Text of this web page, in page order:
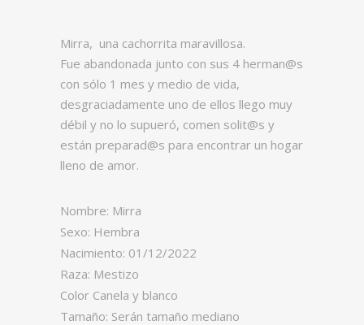
Mirra, una cachorrita maravillosa.
Fue abandonada junto con sus 4 herman@s
con sólo 1 mes y medio de vida,
desgraciadamente uno de ellos llego muy
débil y no lo supueró, comen solit@s y
están preparad@s para encontrar un hogar
lleno de amor.
Nombre: Mirra
Sexo: Hembra
Nacimiento: 01/12/2022
Raza: Mestizo
Color Canela y blanco
Tamaño: Serán tamaño mediano